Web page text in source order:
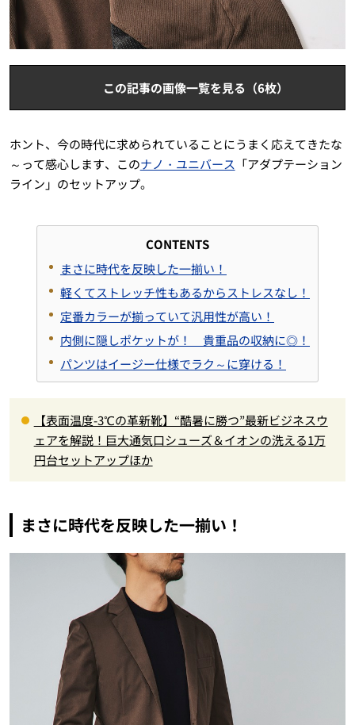
この記事の画像一覧を見る（6枚）
ホント、今の時代に求められていることにうまく応えてきたな
～って感心します、このナノ・ユニバース 「アダプテーション
ライン」のセットアップ。
CONTENTS
まさに時代を反映した一揃い！
軽くてストレッチ性もあるからストレスなし！
定番カラーが揃っていて汎用性が高い！
内側に隠しポケットが！ 貴重品の収納に◎！
パンツはイージー仕様でラク～に穿ける！
【表面温度-3℃の革新靴】“酷暑に勝つ”最新ビジネスウ
ェアを解説！巨大通気口シューズ＆イオンの洗える1万
円台セットアップほか
まさに時代を反映した一揃い！